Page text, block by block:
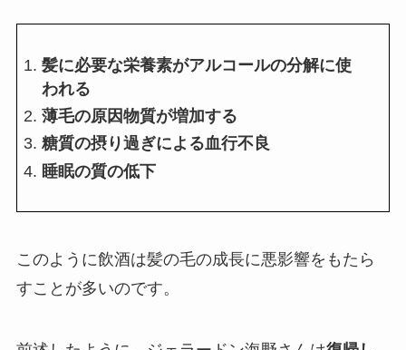
髪に必要な栄養素がアルコールの分解に使
われる
薄毛の原因物質が増加する
糖質の摂り過ぎによる血行不良
睡眠の質の低下
このように飲酒は髪の毛の成長に悪影響をもたら
すことが多いのです。